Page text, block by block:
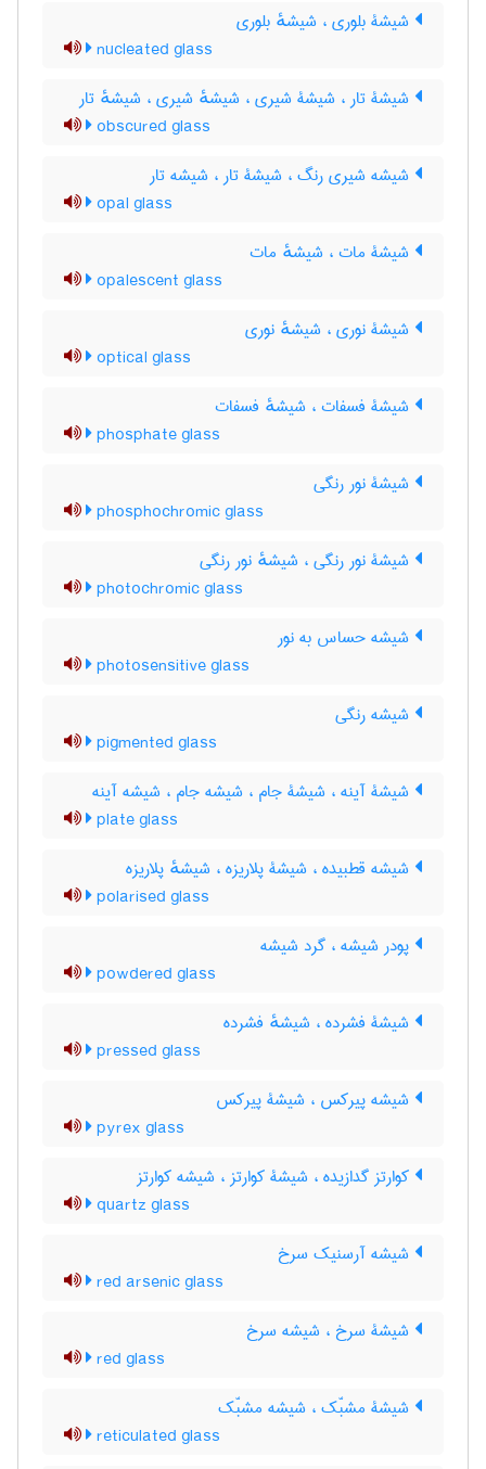
شیشۀ بلوری ، شیشهٔ بلوری
nucleated glass
شیشۀ تار ، شیشۀ شیری ، شیشهٔ شیری ، شیشهٔ تار
obscured glass
شیشه شیری رنگ ، شیشۀ تار ، شیشه تار
opal glass
شیشۀ مات ، شیشهٔ مات
opalescent glass
شیشۀ نوری ، شیشهٔ نوری
optical glass
شیشۀ فسفات ، شیشهٔ فسفات
phosphate glass
شیشۀ نور رنگی
phosphochromic glass
شیشۀ نور رنگی ، شیشهٔ نور رنگی
photochromic glass
شیشه حساس به نور
photosensitive glass
شیشه رنگی
pigmented glass
شیشۀ آینه ، شیشۀ جام ، شیشه جام ، شیشه آینه
plate glass
شیشه قطبیده ، شیشۀ پلاریزه ، شیشهٔ پلاریزه
polarised glass
پودر شیشه ، گرد شیشه
powdered glass
شیشۀ فشرده ، شیشهٔ فشرده
pressed glass
شیشه پیرکس ، شیشۀ پیرکس
pyrex glass
کوارتز گدازیده ، شیشۀ کوارتز ، شیشه کوارتز
quartz glass
شیشه آرسنیک سرخ
red arsenic glass
شیشۀ سرخ ، شیشه سرخ
red glass
شیشۀ مشبّک ، شیشه مشبّک
reticulated glass